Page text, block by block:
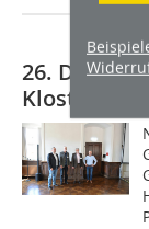
26.
Kloster